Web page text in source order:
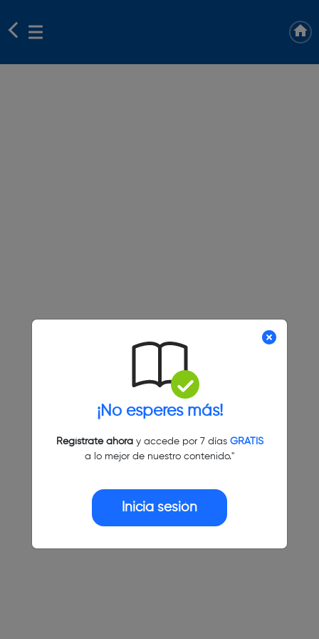
¡No esperes más!
Regístrate ahoray accede por 7 días GRATIS
a lo mejor de nuestro contenido."
Inicia sesión